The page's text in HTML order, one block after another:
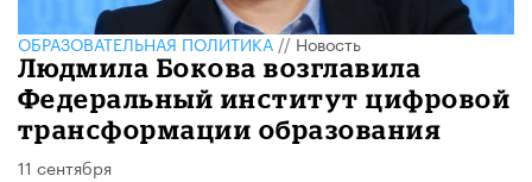
ОБРАЗОВАТЕЛЬНАЯ ПОЛИТИКА//Новость
Людмила Бокова возглавила
Федеральный институт цифровой
трансформации образования
11 сентября